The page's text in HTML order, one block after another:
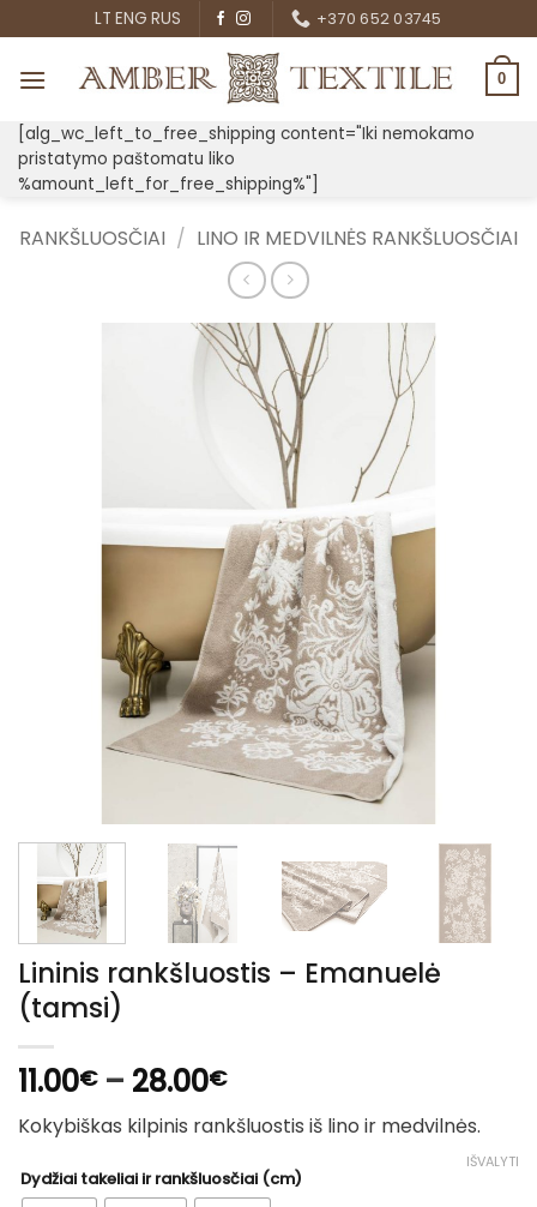
to
content
LT ENG RUS +370 652 03745
0
[alg_wc_left_to_free_shipping content="Iki nemokamo
pristatymo paštomatu liko
%amount_left_for_free_shipping%"]
RANKŠLUOSČIAI / LINO IR MEDVILNĖS RANKŠLUOSČIAI
Lininis rankšluostis – Emanuelė
(tamsi)
11.00€ – 28.00€Price
range:
11.00€
through
28.00€
Kokybiškas kilpinis rankšluostis iš lino ir medvilnės.
Dydžiai takeliai ir rankšluosčiai (cm)
IŠVALYTI